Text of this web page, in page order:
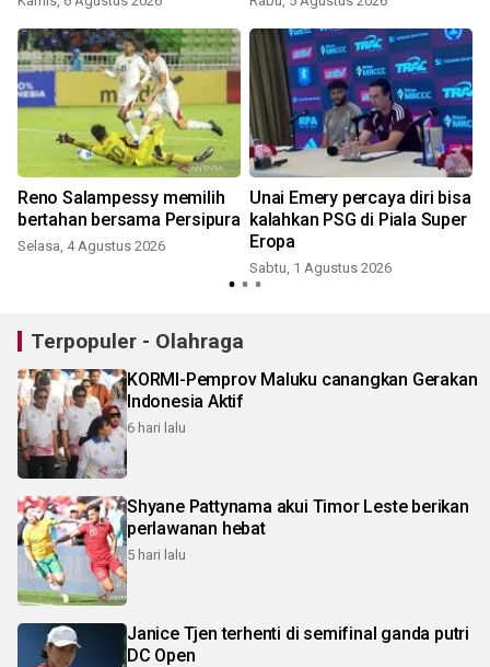
Reno Salampessy memilih
bertahan bersama Persipura
Selasa, 4 Agustus 2026
Unai Emery percaya diri bisa
kalahkan PSG di Piala Super
Eropa
Sabtu, 1 Agustus 2026
Terpopuler - Olahraga
KORMI-Pemprov Maluku canangkan Gerakan
Indonesia Aktif
6 hari lalu
Shyane Pattynama akui Timor Leste berikan
perlawanan hebat
5 hari lalu
Janice Tjen terhenti di semifinal ganda putri
DC Open